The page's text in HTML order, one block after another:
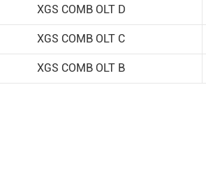
XGS COMB OLT D
XGS COMB OLT C
XGS COMB OLT B